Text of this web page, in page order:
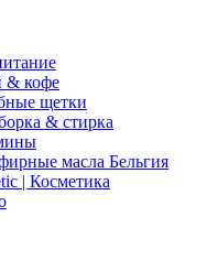
& кофе
щетки
& стирка
масла Бельгия
| Косметика